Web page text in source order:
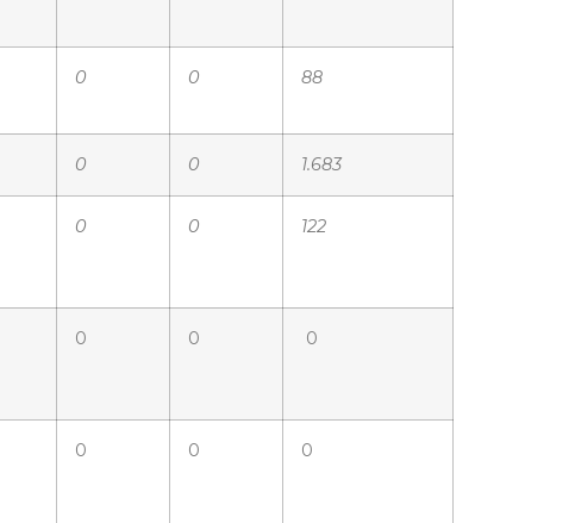
0 0 88
0 0 1.683
0 0 122
0 0 0
0 0 0